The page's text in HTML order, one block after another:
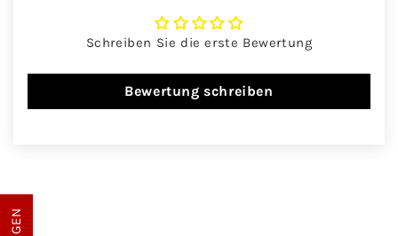
Schreiben Sie die erste Bewertung
Bewertung schreiben